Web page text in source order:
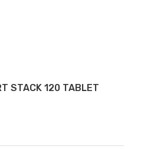
STACK 120 TABLET